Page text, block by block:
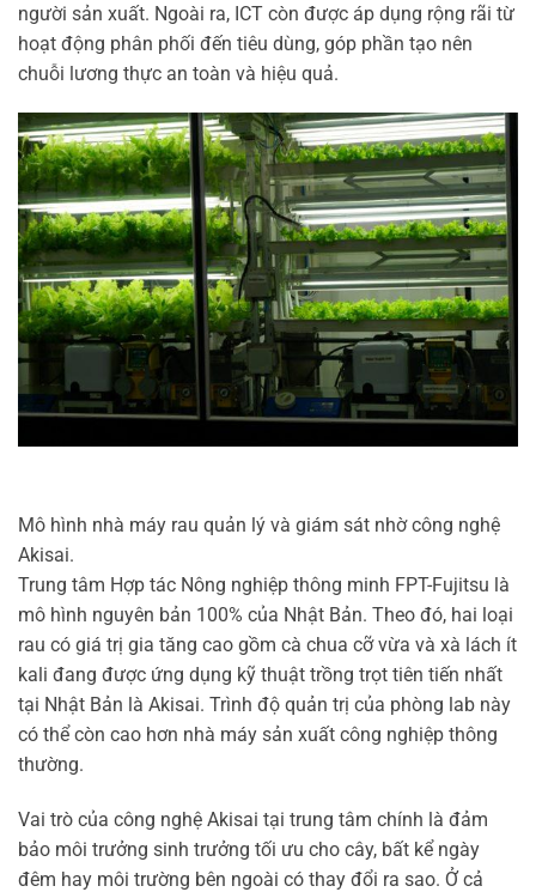
người sản xuất. Ngoài ra, ICT còn được áp dụng rộng rãi từ
hoạt động phân phối đến tiêu dùng, góp phần tạo nên
chuỗi lương thực an toàn và hiệu quả.
Mô hình nhà máy rau quản lý và giám sát nhờ công nghệ
Akisai.
Trung tâm Hợp tác Nông nghiệp thông minh FPT-Fujitsu là
mô hình nguyên bản 100% của Nhật Bản. Theo đó, hai loại
rau có giá trị gia tăng cao gồm cà chua cỡ vừa và xà lách ít
kali đang được ứng dụng kỹ thuật trồng trọt tiên tiến nhất
tại Nhật Bản là Akisai. Trình độ quản trị của phòng lab này
có thể còn cao hơn nhà máy sản xuất công nghiệp thông
thường.
Vai trò của công nghệ Akisai tại trung tâm chính là đảm
bảo môi trưởng sinh trưởng tối ưu cho cây, bất kể ngày
đêm hay môi trường bên ngoài có thay đổi ra sao. Ở cả